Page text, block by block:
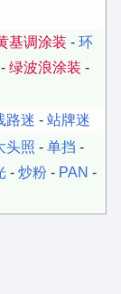
基调涂装 - 环
- 绿波浪涂装 -
路迷 - 站牌迷
头照 - 单挡 -
- 炒粉 - PAN -